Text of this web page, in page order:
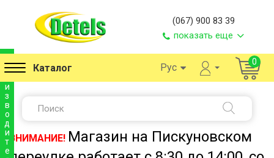
(067) 900 83 39
показать еще
Каталог Рус 0
ВНИМАНИЕ! Магазин на Пискуновском
р
и
з
в
о
д
и
т
е